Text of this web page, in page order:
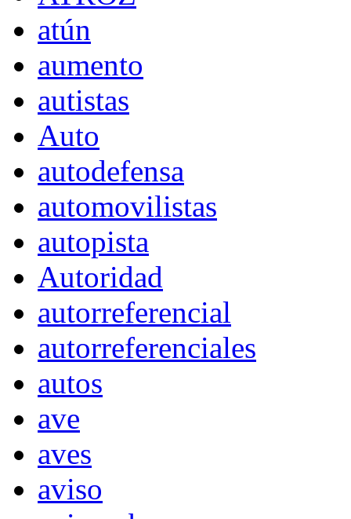
atún
aumento
autistas
Auto
autodefensa
automovilistas
autopista
Autoridad
autorreferencial
autorreferenciales
autos
ave
aves
aviso